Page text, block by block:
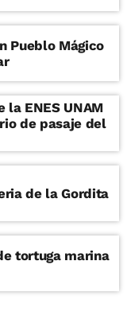
Pueblo Mágico
la ENES UNAM
de la Gordita
tortuga marina